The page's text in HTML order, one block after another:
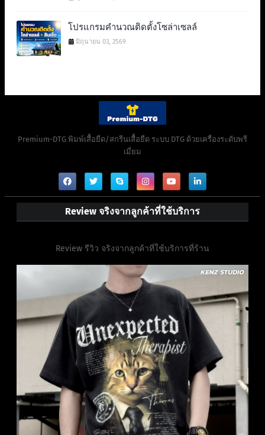
โปรแกรมคำนวณติดตั้งโซล่าเซลล์
มิถุนายน 03, 2569
Premium-DTG พิมพ์เสื้อยืด/สกรีนเสื้อยืด ระบบ DTG ด้วยเครื่องระดับพรี
เมี่ยม
Review จริงจากลูกค้าที่ใช้บริการ
Review รีวิว จริงจากลูกค้าที่ใช้บริการที่ร้าน